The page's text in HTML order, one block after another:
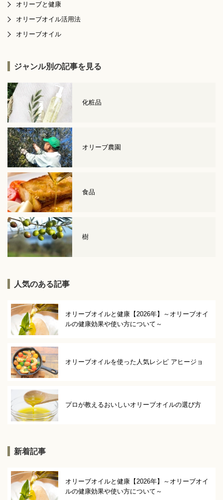
オリーブと健康
オリーブオイル活用法
オリーブオイル
ジャンル別の記事を見る
化粧品
オリーブ農園
食品
樹
人気のある記事
オリーブオイルと健康【2026年】～オリーブオイ
ルの健康効果や使い方について～
オリーブオイルを使った人気レシピ アヒージョ
プロが教えるおいしいオリーブオイルの選び方
新着記事
オリーブオイルと健康【2026年】～オリーブオイ
ルの健康効果や使い方について～